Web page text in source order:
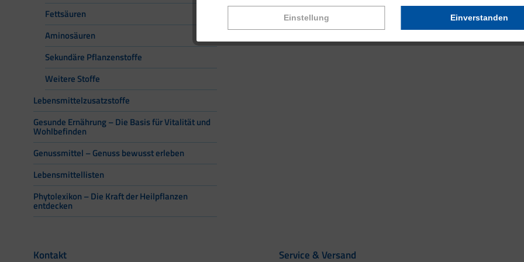
Einstellung Einverstanden
Fettsäuren
Aminosäuren
Sekundäre Pflanzenstoffe
Weitere Stoffe
Lebensmittelzusatzstoffe
Gesunde Ernährung – Die Basis für Vitalität und
Wohlbefinden
Genussmittel – Genuss bewusst erleben
Lebensmittellisten
Phytolexikon – Die Kraft der Heilpflanzen
entdecken
Kontakt Service & Versand